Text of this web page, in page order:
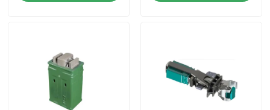
Werksbesichtigung
Qualitätskontrolle